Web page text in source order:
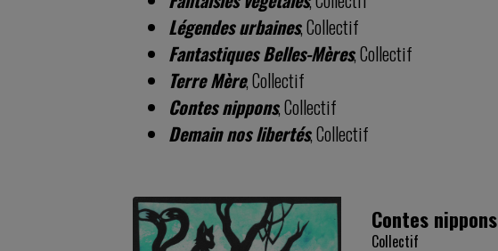
Légendes urbaines, Collectif
Fantastiques Belles-Mères, Collectif
Terre Mère, Collectif
Contes nippons, Collectif
Demain nos libertés, Collectif
Contes nippons
Collectif